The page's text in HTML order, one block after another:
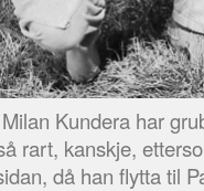
Kundera har
rart, kanskje,
då han flytta til